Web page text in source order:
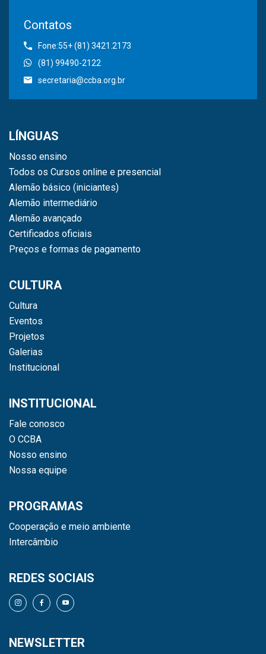
Contatos
Fone:55+ (81) 3421.2173
(81) 99490-2122
secretaria@ccba.org.br
LÍNGUAS
Nosso ensino
Todos os Cursos online e presencial
Alemão básico (iniciantes)
Alemão intermediário
Alemão avançado
Certificados oficiais
Preços e formas de pagamento
CULTURA
Cultura
Eventos
Projetos
Galerias
Institucional
INSTITUCIONAL
Fale conosco
O CCBA
Nosso ensino
Nossa equipe
PROGRAMAS
Cooperação e meio ambiente
Intercâmbio
REDES SOCIAIS
NEWSLETTER